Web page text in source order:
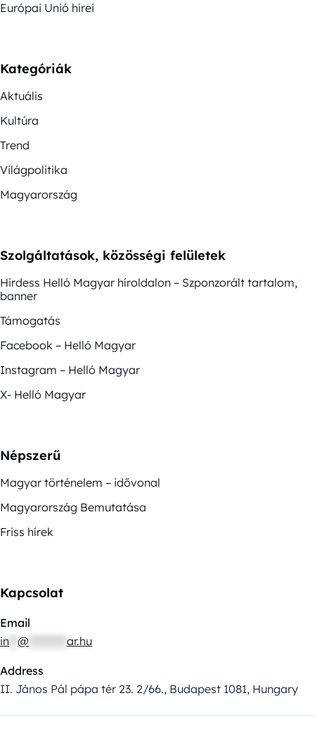
Európai Unió hírei
Kategóriák
Aktuális
Kultúra
Trend
Világpolitika
Magyarország
Szolgáltatások, közösségi felületek
Hirdess Helló Magyar híroldalon – Szponzorált tartalom,
banner
Támogatás
Facebook – Helló Magyar
Instagram – Helló Magyar
X- Helló Magyar
Népszerű
Magyar történelem – idővonal
Magyarország Bemutatása
Friss hírek
Kapcsolat
Email
in @ ar.hu
Address
II. János Pál pápa tér 23. 2/66., Budapest 1081, Hungary